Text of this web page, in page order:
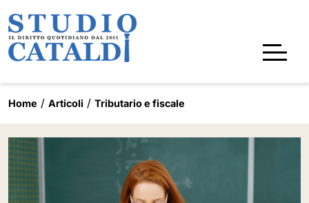
Home Articoli Tributario e fiscale